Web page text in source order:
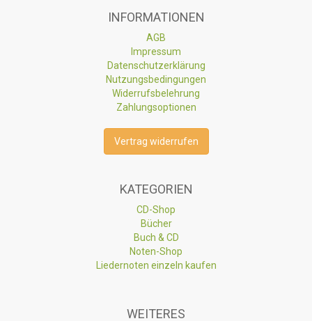
INFORMATIONEN
AGB
Impressum
Datenschutzerklärung
Nutzungsbedingungen
Widerrufsbelehrung
Zahlungsoptionen
Vertrag widerrufen
KATEGORIEN
CD-Shop
Bücher
Buch & CD
Noten-Shop
Liedernoten einzeln kaufen
WEITERES